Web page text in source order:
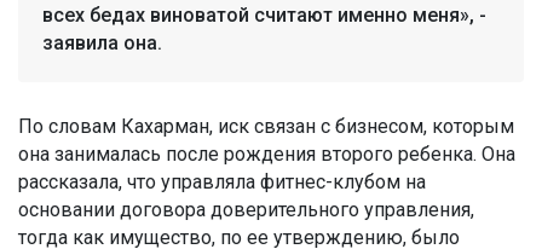
всех бедах виноватой считают именно меня», -
заявила она.
По словам Кахарман, иск связан с бизнесом, которым
она занималась после рождения второго ребенка. Она
рассказала, что управляла фитнес-клубом на
основании договора доверительного управления,
тогда как имущество, по ее утверждению, было